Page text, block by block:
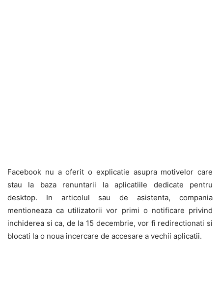
Facebook nu a oferit o explicatie asupra motivelor care
stau la baza renuntarii la aplicatiile dedicate pentru
desktop. In articolul sau de asistenta, compania
mentioneaza ca utilizatorii vor primi o notificare privind
inchiderea si ca, de la 15 decembrie, vor fi redirectionati si
blocati la o noua incercare de accesare a vechii aplicatii.